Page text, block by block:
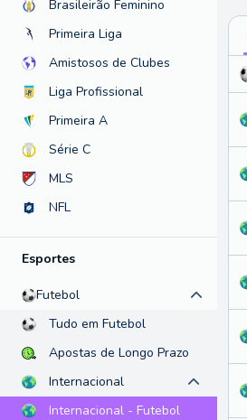
Brasileirão Feminino
Primeira Liga
Amistosos de Clubes
Liga Profissional
Primeira A
Série C
MLS
NFL
Esportes
Futebol
Tudo em Futebol
Apostas de Longo Prazo
Internacional
Internacional - Futebol